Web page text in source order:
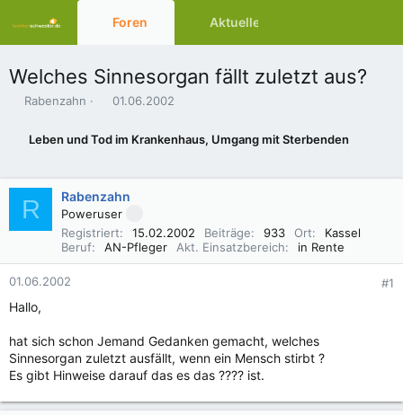
Foren Aktuelles
Welches Sinnesorgan fällt zuletzt aus?
E
l
e
r
Rabenzahn
E
s
t
l
l
t
a
m
01.06.2002
Leben und Tod im Krankenhaus, Umgang mit Sterbenden
R Rabenzahn
Poweruser
Registriert
15.02.2002 Beiträge 933 Ort
Kassel
Beruf
AN-Pfleger Akt. Einsatzbereich in Rente
01.06.2002 #1
Hallo,
hat sich schon Jemand Gedanken gemacht, welches
Sinnesorgan zuletzt ausfällt, wenn ein Mensch stirbt ?
Es gibt Hinweise darauf das es das ???? ist.